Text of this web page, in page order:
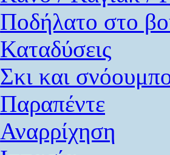
Ποδήλατο στο
Καταδύσεις
Σκι και
Παραπέντε
Αναρρίχηση